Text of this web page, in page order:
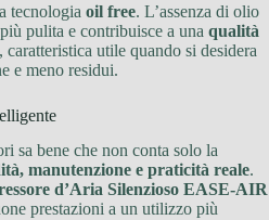
tecnologia oil free. L’assenza di olio
pulita e contribuisce a una qualità
, caratteristica utile quando si desidera
e meno residui.
sa bene che non conta solo la
manutenzione e praticità reale.
d’Aria Silenzioso EASE-AIR
prestazioni a un utilizzo più